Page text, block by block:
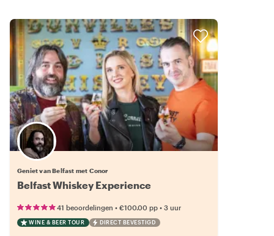
Geniet van Belfast met Conor
Belfast Whiskey Experience
41 beoordelingen • €100.00 pp • 3 uur
WINE & BEER TOUR DIRECT BEVESTIGD